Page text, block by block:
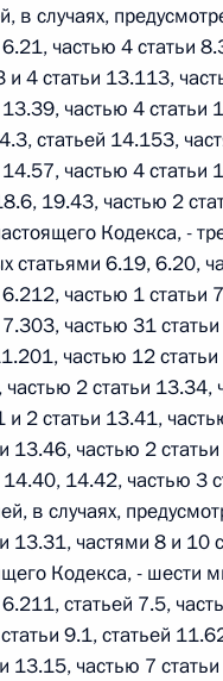
или
правовой информации
от
в статью 11
«Об образовании в
от
в статью 12
акты Российской
в случаях,
частью 4 статьи
и 4 статьи 13.113,
частью 4
статьей 14.153,
частью 4
19.43, частью 2
Кодекса, -
статьями 6.19, 6.20,
частью 1
частью 31
частью 12
2 статьи
и 2 статьи 13.41,
13.46, частью 2
14.42, частью 3
в случаях,
13.31, частями 8 и 10
Кодекса, - шести
статьей 7.5,
9.1, статьей
13.15, частью 7